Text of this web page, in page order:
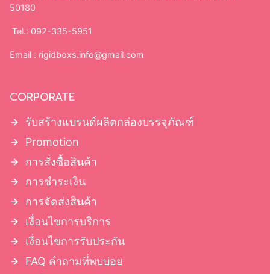
50180
Tel.: 092-335-5951
Email : rigidboxs.info@gmail.com
CORPORATE
รับสร้างแบรนด์ผลิตกล่องบรรจุภัณฑ์
Promotion
การสั่งซื้อสินค้า
การชำระเงิน
การจัดส่งสินค้า
เงื่อนไขการบริการ
เงื่อนไขการรับประกัน
FAQ คำถามที่พบบ่อย